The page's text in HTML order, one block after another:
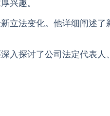
兴趣。
立法变化。他详细阐述了
入探讨了公司法定代表人